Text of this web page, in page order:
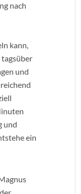
nach
kann,
tagsüber
und
und
ein